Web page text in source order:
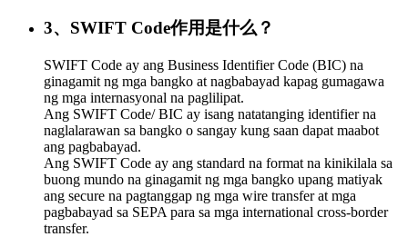
3、SWIFT Code作用是什么？
SWIFT Code ay ang Business Identifier Code (BIC) na
ginagamit ng mga bangko at nagbabayad kapag gumagawa
ng mga internasyonal na paglilipat.
Ang SWIFT Code/ BIC ay isang natatanging identifier na
naglalarawan sa bangko o sangay kung saan dapat maabot
ang pagbabayad.
Ang SWIFT Code ay ang standard na format na kinikilala sa
buong mundo na ginagamit ng mga bangko upang matiyak
ang secure na pagtanggap ng mga wire transfer at mga
pagbabayad sa SEPA para sa mga international cross-border
transfer.